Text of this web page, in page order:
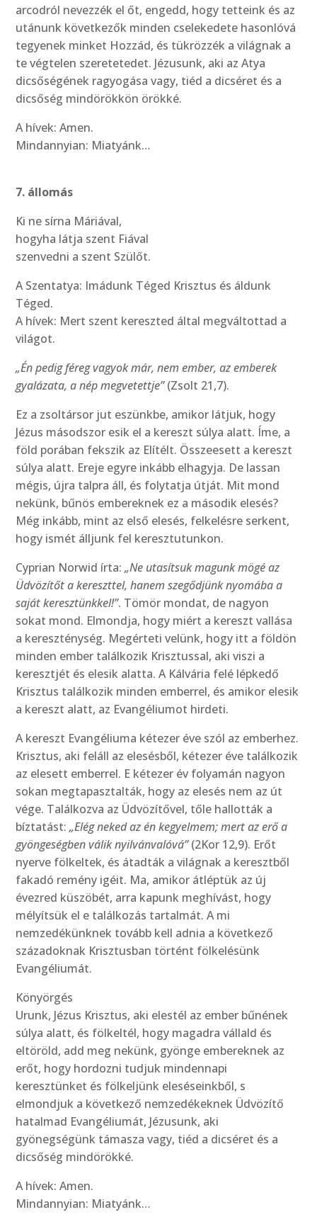
arcodról nevezzék el őt, engedd, hogy tetteink és az
utánunk következők minden cselekedete hasonlóvá
tegyenek minket Hozzád, és tükrözzék a világnak a
te végtelen szeretetedet. Jézusunk, aki az Atya
dicsőségének ragyogása vagy, tiéd a dicséret és a
dicsőség mindörökkön örökké.
A hívek: Amen.
Mindannyian: Miatyánk…
7. állomás
Ki ne sírna Máriával,
hogyha látja szent Fiával
szenvedni a szent Szülőt.
A Szentatya: Imádunk Téged Krisztus és áldunk
Téged.
A hívek: Mert szent kereszted által megváltottad a
világot.
„Én pedig féreg vagyok már, nem ember, az emberek
gyalázata, a nép megvetettje”(Zsolt 21,7).
Ez a zsoltársor jut eszünkbe, amikor látjuk, hogy
Jézus másodszor esik el a kereszt súlya alatt. Íme, a
föld porában fekszik az Elítélt. Összeesett a kereszt
súlya alatt. Ereje egyre inkább elhagyja. De lassan
mégis, újra talpra áll, és folytatja útját. Mit mond
nekünk, bűnös embereknek ez a második elesés?
Még inkább, mint az első elesés, felkelésre serkent,
hogy ismét álljunk fel keresztutunkon.
Cyprian Norwid írta:„Ne utasítsuk magunk mögé az
Üdvözítőt a kereszttel, hanem szegődjünk nyomába a
saját keresztünkkel!”. Tömör mondat, de nagyon
sokat mond. Elmondja, hogy miért a kereszt vallása
a kereszténység. Megérteti velünk, hogy itt a földön
minden ember találkozik Krisztussal, aki viszi a
keresztjét és elesik alatta. A Kálvária felé lépkedő
Krisztus találkozik minden emberrel, és amikor elesik
a kereszt alatt, az Evangéliumot hirdeti.
A kereszt Evangéliuma kétezer éve szól az emberhez.
Krisztus, aki feláll az elesésből, kétezer éve találkozik
az elesett emberrel. E kétezer év folyamán nagyon
sokan megtapasztalták, hogy az elesés nem az út
vége. Találkozva az Üdvözítővel, tőle hallották a
bíztatást:„Elég neked az én kegyelmem; mert az erő a
gyöngeségben válik nyilvánvalóvá”(2Kor 12,9). Erőt
nyerve fölkeltek, és átadták a világnak a keresztből
fakadó remény igéit. Ma, amikor átléptük az új
évezred küszöbét, arra kapunk meghívást, hogy
mélyítsük el e találkozás tartalmát. A mi
nemzedékünknek tovább kell adnia a következő
századoknak Krisztusban történt fölkelésünk
Evangéliumát.
Könyörgés
Urunk, Jézus Krisztus, aki elestél az ember bűnének
súlya alatt, és fölkeltél, hogy magadra vállald és
eltöröld, add meg nekünk, gyönge embereknek az
erőt, hogy hordozni tudjuk mindennapi
keresztünket és fölkeljünk eleséseinkből, s
elmondjuk a következő nemzedékeknek Üdvözítő
hatalmad Evangéliumát, Jézusunk, aki
gyönegségünk támasza vagy, tiéd a dicséret és a
dicsőség mindörökké.
A hívek: Amen.
Mindannyian: Miatyánk…